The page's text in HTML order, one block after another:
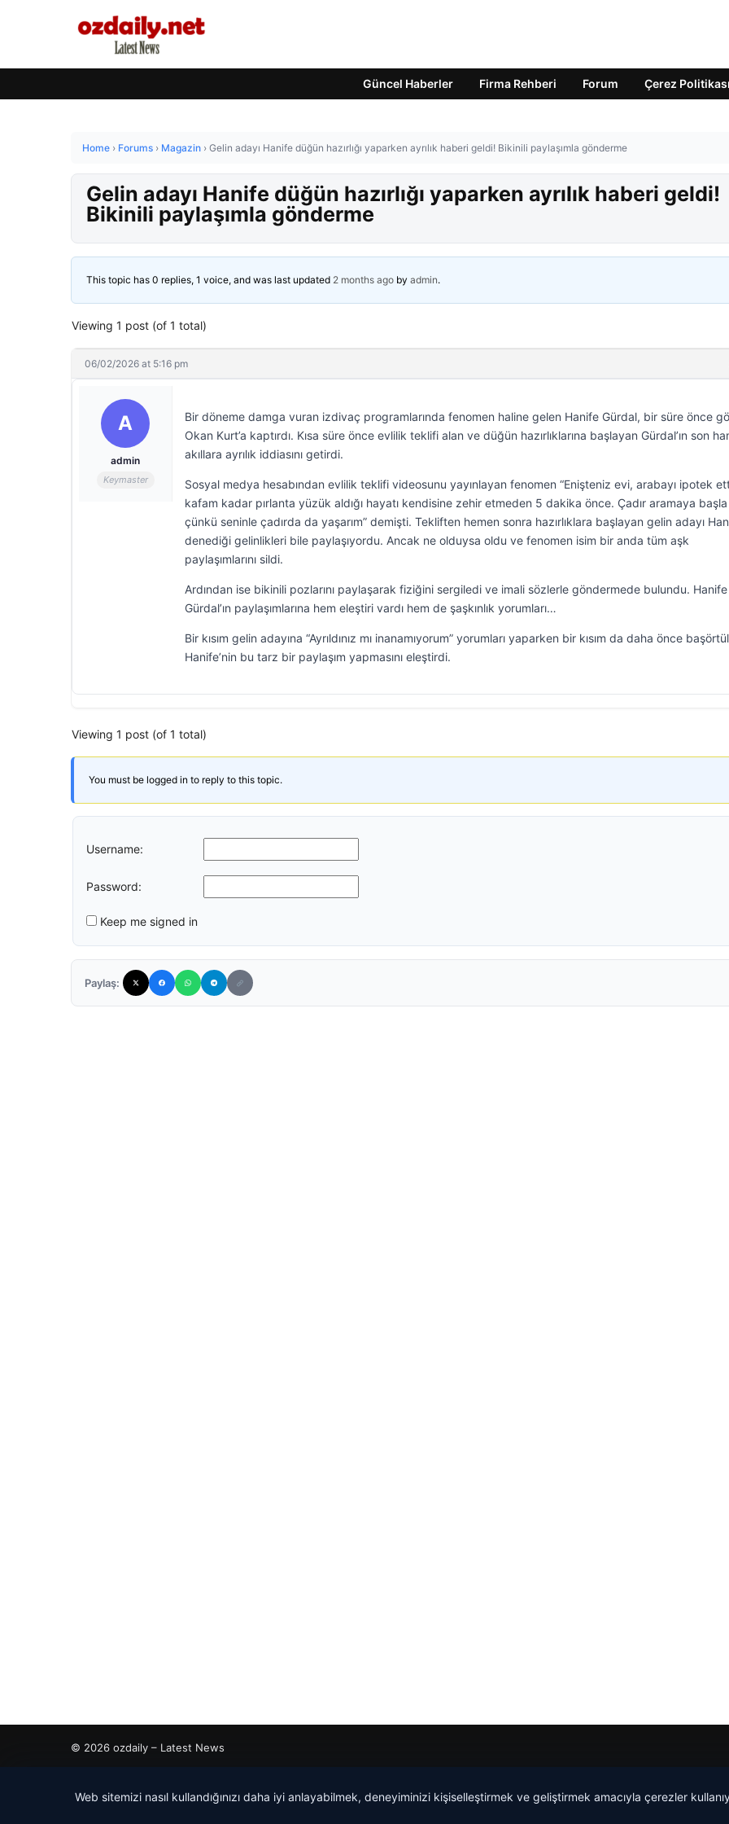
Güncel Haberler Firma Rehberi Forum Çerez Politikası
Home › Forums › Magazin › Gelin adayı Hanife düğün hazırlığı yaparken ayrılık haberi geldi! Bikinili paylaşımla gönderme
Gelin adayı Hanife düğün hazırlığı yaparken ayrılık haberi geldi!
Bikinili paylaşımla gönderme
This topic has 0 replies, 1 voice, and was last updated 2 months ago by admin.
Viewing 1 post (of 1 total)
06/02/2026 at 5:16 pm
A
admin
Keymaster
Bir döneme damga vuran izdivaç programlarında fenomen haline gelen Hanife Gürdal, bir süre önce
Okan Kurt’a kaptırdı. Kısa süre önce evlilik teklifi alan ve düğün hazırlıklarına başlayan Gürdal’ın son
akıllara ayrılık iddiasını getirdi.
Sosyal medya hesabından evlilik teklifi videosunu yayınlayan fenomen “Enişteniz evi, arabayı ipotek
kafam kadar pırlanta yüzük aldığı hayatı kendisine zehir etmeden 5 dakika önce. Çadır aramaya başla
çünkü seninle çadırda da yaşarım” demişti. Tekliften hemen sonra hazırlıklara başlayan gelin adayı
denediği gelinlikleri bile paylaşıyordu. Ancak ne olduysa oldu ve fenomen isim bir anda tüm aşk
paylaşımlarını sildi.
Ardından ise bikinili pozlarını paylaşarak fiziğini sergiledi ve imali sözlerle göndermede bulundu. Hanife
Gürdal’ın paylaşımlarına hem eleştiri vardı hem de şaşkınlık yorumları…
Bir kısım gelin adayına “Ayrıldınız mı inanamıyorum” yorumları yaparken bir kısım da daha önce
Hanife’nin bu tarz bir paylaşım yapmasını eleştirdi.
Viewing 1 post (of 1 total)
You must be logged in to reply to this topic.
Username:
Password:
Keep me signed in
Paylaş:
© 2026 ozdaily – Latest News
Web sitemizi nasıl kullandığınızı daha iyi anlayabilmek, deneyiminizi kişiselleştirmek ve geliştirmek amacıyla çerezler